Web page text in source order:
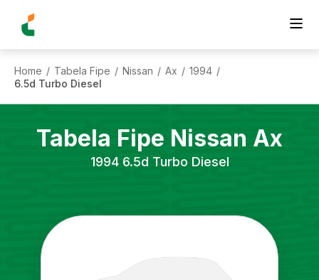
Home / Tabela Fipe / Nissan / Ax / 1994 /
6.5d Turbo Diesel
Tabela Fipe Nissan Ax
1994 6.5d Turbo Diesel